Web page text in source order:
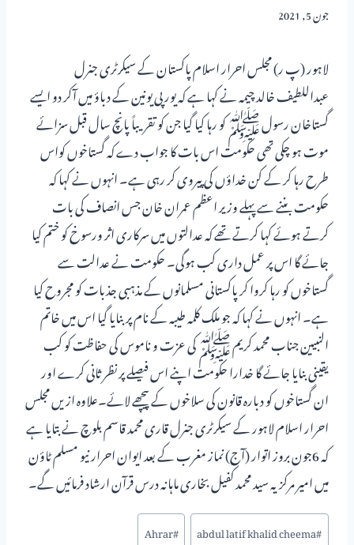
جون 5, 2021
لاہور (پ ر) مجلس احرار اسلام پاکستان کے سیکرٹری جنرل
عبداللطیف خالد چیمہ نے کہا ہے کہ یورپی یونین کے دباؤ میں آکر دو ایسے
گستاخان رسول ﷺ کو رہا کیا گیا جن کو تقریباً پانچ سال قبل سزائے
موت ہو چکی تھی حکومت اس بات کا جواب دے کہ گستاخوں کواس
طرح رہا کر کے کن خداؤں کی پیروی کر رہی ہے۔ انہوں نے کہا کہ
حکومت بننے سے پہلے وزیر اعظم عمران خان جس انصاف کی بات
کرتے ہوئے کہا کرتے تھے کہ عدالتوں میں سرکاری اثر ورسوخ کو ختم کیا
جائے گا اس پر عمل داری کب ہوگی۔ حکومت نے عدالت سے
گستاخوں کو رہا کروا کر پاکستانی مسلمانوں کے مذہبی جذبات کو مجروح کیا
ہے۔ انہوں نے کہا کہ جو ملک کلمہ طیبہ کے نام پر بنایا گیا اس میں خاتم
النبیین جناب محمد کریم ﷺ کی عزت و ناموس کی حفاظت کو کب
یقینی بنایا جائے گا خدارا حکومت اپنے اس فیصلے پر نظر ثانی کرے اور
ان گستاخوں کو دبارہ قانون کی سلاخوں کے پیچھے لائے۔علاوہ ازیں مجلس
احرار اسلام لاہور کے سیکرٹری جنرل قاری محمد قاسم بلوچ نے بتایا ہے
کہ 6جون بروز اتوار (آج) نماز مغرب کے بعد ایوان احرار نیو مسلم ٹاؤن
میں امیر مرکزیہ سید محمد کفیل بخاری ماہانہ درس قرآن ارشاد فرمائیں گے۔
#
abdul latif khalid cheema
#
Ahrar